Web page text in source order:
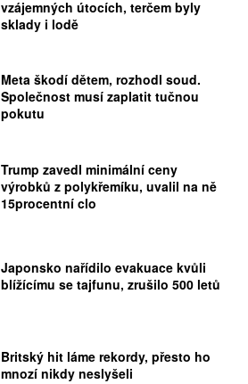
vzájemných útocích, terčem byly
sklady i lodě
Meta škodí dětem, rozhodl soud.
Společnost musí zaplatit tučnou
pokutu
Trump zavedl minimální ceny
výrobků z polykřemíku, uvalil na ně
15procentní clo
Japonsko nařídilo evakuace kvůli
blížícímu se tajfunu, zrušilo 500 letů
Britský hit láme rekordy, přesto ho
mnozí nikdy neslyšeli